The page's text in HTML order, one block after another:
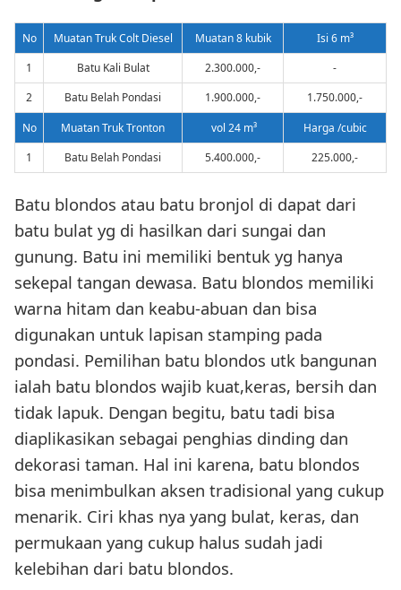
No Muatan Truk Colt Diesel Muatan 8 kubik
Isi 6 m³
1
Batu Kali Bulat 2.300.000,-
-
2
Batu Belah Pondasi 1.900.000,-
1.750.000,-
No
Muatan Truk Tronton vol 24 m³
Harga /cubic
1
Batu Belah Pondasi 5.400.000,- 225.000,-
Batu blondos atau batu bronjol di dapat dari
batu bulat yg di hasilkan dari sungai dan
gunung. Batu ini memiliki bentuk yg hanya
sekepal tangan dewasa. Batu blondos memiliki
warna hitam dan keabu-abuan dan bisa
digunakan untuk lapisan stamping pada
pondasi. Pemilihan batu blondos utk bangunan
ialah batu blondos wajib kuat,keras, bersih dan
tidak lapuk. Dengan begitu, batu tadi bisa
diaplikasikan sebagai penghias dinding dan
dekorasi taman. Hal ini karena, batu blondos
bisa menimbulkan aksen tradisional yang cukup
menarik. Ciri khas nya yang bulat, keras, dan
permukaan yang cukup halus sudah jadi
kelebihan dari batu blondos.